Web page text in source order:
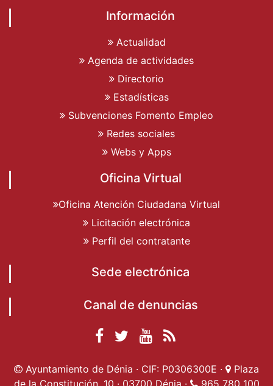
Información
Actualidad
Agenda de actividades
Directorio
Estadísticas
Subvenciones Fomento Empleo
Redes sociales
Webs y Apps
Oficina Virtual
Oficina Atención Ciudadana Virtual
Licitación electrónica
Perfil del contratante
Sede electrónica
Canal de denuncias
Facebook
Ayuntamiento de
Ayuntamiento de
Ayuntamiento
Actualidad
Ayuntamiento de Dénia · CIF: P0306300E ·
Plaza
de la Constitución, 10 · 03700 Dénia ·
965 780 100